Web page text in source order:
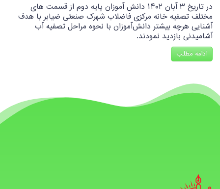
در تاریخ ۳ آبان ۱۴۰۲ دانش آموزان پایه دوم از قسمت های
مختلف تصفیه خانه مرکزی فاضلاب شهرک صنعتی ضیابر با هدف
آشنایی هرچه بیشتر دانش‌آموزان با نحوه مراحل تصفیه آب
آشامیدنی بازدید نمودند.
ادامه مطلب